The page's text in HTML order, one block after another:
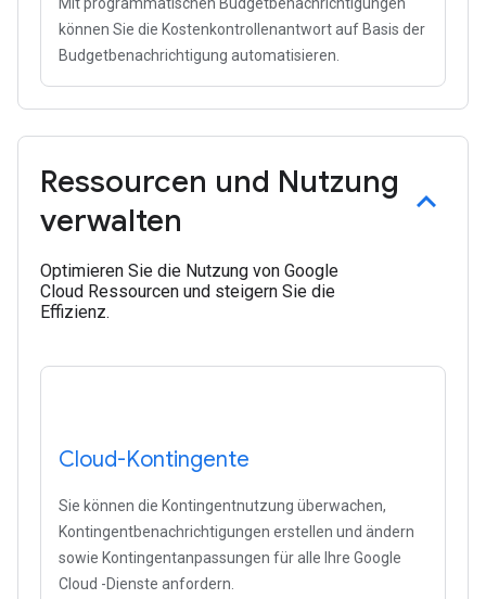
können Sie die Kostenkontrollenantwort auf Basis der
Budgetbenachrichtigung automatisieren.
Ressourcen und Nutzung
verwalten
Optimieren Sie die Nutzung von Google
Cloud Ressourcen und steigern Sie die
Effizienz.
Cloud-Kontingente
Sie können die Kontingentnutzung überwachen,
Kontingentbenachrichtigungen erstellen und ändern
sowie Kontingentanpassungen für alle Ihre Google
Cloud -Dienste anfordern.